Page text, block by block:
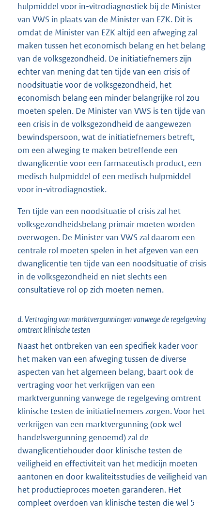
hulpmiddel voor in-vitrodiagnostiek bij de Minister
van VWS in plaats van de Minister van EZK. Dit is
omdat de Minister van EZK altijd een afweging zal
maken tussen het economisch belang en het belang
van de volksgezondheid. De initiatiefnemers zijn
echter van mening dat ten tijde van een crisis of
noodsituatie voor de volksgezondheid, het
economisch belang een minder belangrijke rol zou
moeten spelen. De Minister van VWS is ten tijde van
een crisis in de volksgezondheid de aangewezen
bewindspersoon, wat de initiatiefnemers betreft,
om een afweging te maken betreffende een
dwanglicentie voor een farmaceutisch product, een
medisch hulpmiddel of een medisch hulpmiddel
voor in-vitrodiagnostiek.
Ten tijde van een noodsituatie of crisis zal het
volksgezondheidsbelang primair moeten worden
overwogen. De Minister van VWS zal daarom een
centrale rol moeten spelen in het afgeven van een
dwanglicentie ten tijde van een noodsituatie of crisis
in de volksgezondheid en niet slechts een
consultatieve rol op zich moeten nemen.
d. Vertraging van marktvergunningen vanwege de regelgeving
omtrent klinische testen
Naast het ontbreken van een specifiek kader voor
het maken van een afweging tussen de diverse
aspecten van het algemeen belang, baart ook de
vertraging voor het verkrijgen van een
marktvergunning vanwege de regelgeving omtrent
klinische testen de initiatiefnemers zorgen. Voor het
verkrijgen van een marktvergunning (ook wel
handelsvergunning genoemd) zal de
dwanglicentiehouder door klinische testen de
veiligheid en effectiviteit van het medicijn moeten
aantonen en door kwaliteitsstudies de veiligheid van
het productieproces moeten garanderen. Het
compleet overdoen van klinische testen die wel 5–